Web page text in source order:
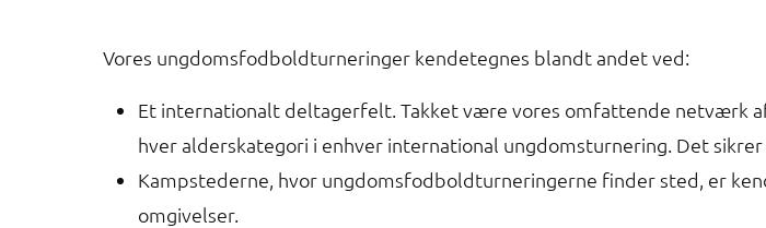
Vores ungdomsfodboldturneringer kendetegnes blandt andet ved:
Et internationalt deltagerfelt. Takket være vores omfattende netværk
hver alderskategori i enhver international ungdomsturnering. Det
Kampstederne, hvor ungdomsfodboldturneringerne finder sted, er
omgivelser.